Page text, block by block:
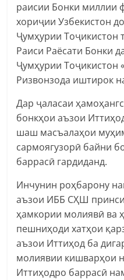
раисии Бонки миллии
хориҷии Узбекистон
Ҷумҳурии Тоҷикистон
Раиси Раёсати Бонки
Ҷумҳурии Тоҷикистон
Ризвонзода иштирок
Дар ҷаласаи
бонкҳои аъзои
шаш масъалаҳои
сармоягузорӣ байни
баррасӣ гардиданд.
Инчунин роҳбарону
аъзои ИББ СҲШ
ҳамкории молиявӣ ва
пешниҳоди хатҳои
аъзои Иттиҳод ба
молиявии кишварҳои
Иттиҳодро баррасӣ